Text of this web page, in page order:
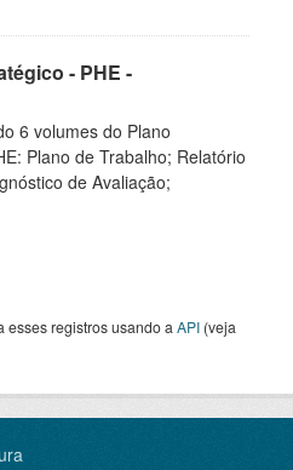
- PHE -
6 volumes do Plano
Plano de Trabalho; Relatório
de Avaliação;
esses registros usando a API (veja